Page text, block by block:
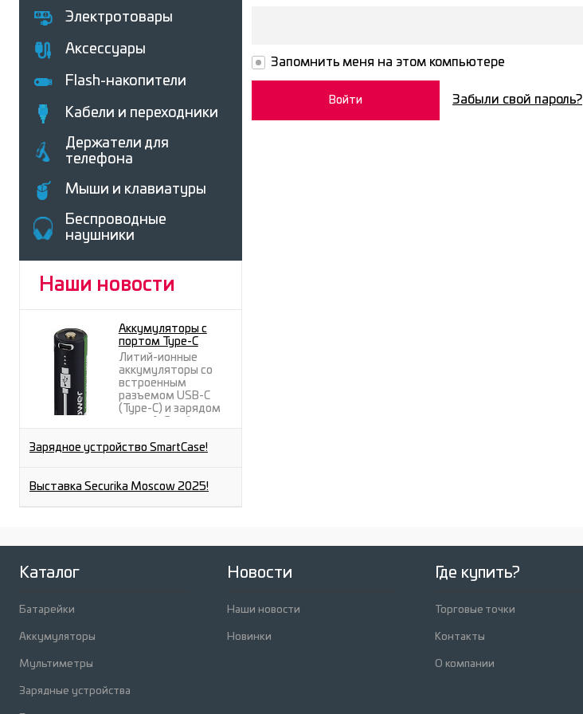
Электротовары
Аксессуары
Flash-накопители
Кабели и переходники
Держатели для
телефона
Мыши и клавиатуры
Беcпроводные
наушники
Наши новости
Аккумуляторы с
портом Type-C
Литий-ионные
аккумуляторы со
встроенным
разъемом USB-C
(Type-C) и зарядом
Зарядное устройство SmartCase!
Выставка Securika Moscow 2025!
Запомнить меня на этом компьютере
Забыли свой пароль?
Каталог
Батарейки
Аккумуляторы
Мультиметры
Зарядные устройства
Новости
Наши новости
Новинки
Где купить?
Торговые точки
Контакты
О компании